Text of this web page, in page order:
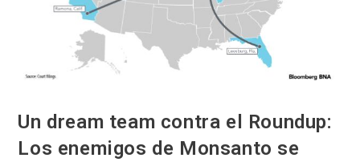
Un dream team contra el Roundup:
Los enemigos de Monsanto se